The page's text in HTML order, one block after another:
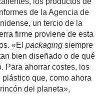
de la Agencia de
un tercio de la
firme proviene de esta
«Elpackaging siempre
bien diseñado o de qué
Para ahorrar costes, los
que, como ahora
del planeta»,